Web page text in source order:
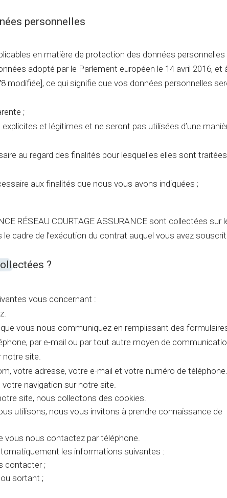
personnelles
en matière de protection des données personnelles
adopté par le Parlement européen le 14 avril 2016, et
modifiée], ce qui signifie que vos données personnelles
;
et légitimes et ne seront pas utilisées d’une
au regard des finalités pour lesquelles elles sont
aux finalités que nous vous avons indiquées ;
RÉSEAU COURTAGE ASSURANCE sont collectées sur
cadre de l’exécution du contrat auquel vous avez
?
vous concernant :
vous nous communiquez en remplissant des
par e-mail ou par tout autre moyen de
notre site.
votre adresse, votre e-mail et votre numéro de
navigation sur notre site.
site, nous collectons des cookies.
utilisons, nous vous invitons à prendre connaissance de
nous contactez par téléphone.
les informations suivantes :
contacter ;
sortant ;